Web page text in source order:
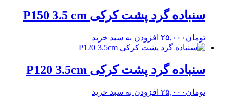
سنباده گرد پشت کرکی P150 3.5 cm
تومان ۲۵,۰۰۰ افزودن به سبد خرید
سنباده گرد پشت کرکی P120 3.5cm
تومان ۲۵,۰۰۰ افزودن به سبد خرید